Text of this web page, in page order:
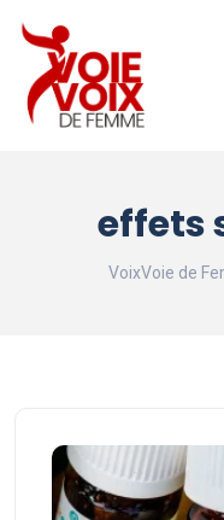
effets
VoixVoie de